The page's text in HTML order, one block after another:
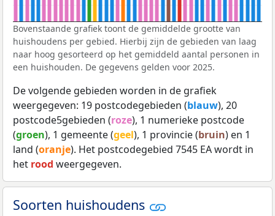
Bovenstaande grafiek toont de gemiddelde grootte van
huishoudens per gebied. Hierbij zijn de gebieden van laag
naar hoog gesorteerd op het gemiddeld aantal personen in
een huishouden. De gegevens gelden voor 2025.
De volgende gebieden worden in de grafiek
weergegeven: 19 postcodegebieden (blauw), 20
postcode5gebieden (roze), 1 numerieke postcode
(groen), 1 gemeente (geel), 1 provincie (bruin) en 1
land (oranje). Het postcodegebied 7545 EA wordt in
het rood weergegeven.
Soorten huishoudens